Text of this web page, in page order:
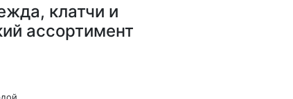
клатчи и
ассортимент